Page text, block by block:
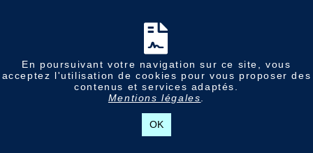
En poursuivant votre navigation sur ce site, vous
acceptez l'utilisation de cookies pour vous proposer des
contenus et services adaptés.
Mentions légales
OK